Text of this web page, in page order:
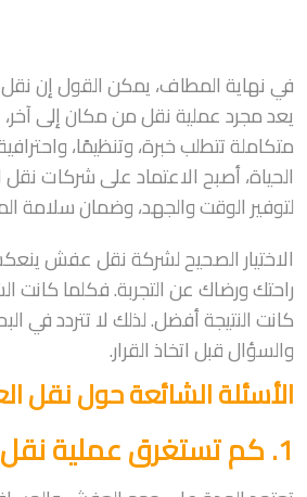
في نهاية المطاف، يمكن القول إن
يعد مجرد عملية نقل من مكان إلى
متكاملة تتطلب خبرة، وتنظيمًا،
الحياة، أصبح الاعتماد على شركات
لتوفير الوقت والجهد، وضمان سلامة
الاختيار الصحيح لشركة نقل عفش
راحتك ورضاك عن التجربة. فكلما كانت
كانت النتيجة أفضل. لذلك لا تتردد في
والسؤال قبل اتخاذ القرار.
الأسئلة الشائعة حول نقل
1. كم تستغرق عملية نقل العفش؟